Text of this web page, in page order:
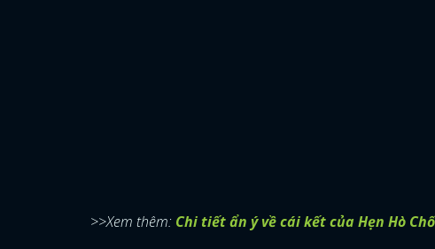
>>Xem thêm: Chi tiết ẩn ý về cái kết của Hẹn Hò